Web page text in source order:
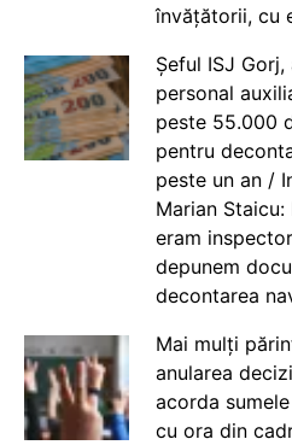
învățătorii, cu
Șeful ISJ
personal
peste 55.000
pentru
peste un an /
Marian Staicu:
eram
depunem
decontarea
Mai mulți
anularea
acorda
cu ora din